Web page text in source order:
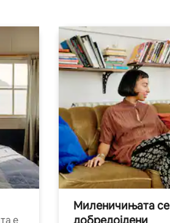
е
Миленичињата се
добредојдени